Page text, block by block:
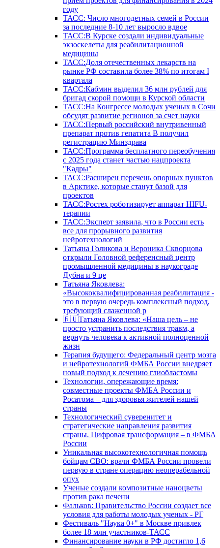
году
ТАСС: Число многодетных семей в России
за последние 8-10 лет выросло вдвое
ТАСС:В Курске создали индивидуальные
экзоскелеты для реабилитационной
медицины
ТАСС:Доля отечественных лекарств на
рынке РФ составила более 38% по итогам I
квартала
ТАСС:Кабмин выделил 36 млн рублей для
бригад скорой помощи в Курской области
ТАСС:На Конгрессе молодых ученых в Сочи
обсудят развитие регионов за счет науки
ТАСС:Первый российский внутривенный
препарат против гепатита В получил
регистрацию Минздрава
ТАСС:Программа бесплатного переобучения
с 2025 года станет частью нацпроекта
"Кадры"
ТАСС:Расширен перечень опорных пунктов
в Арктике, которые станут базой для
проектов
ТАСС:Ростех роботизирует аппарат HIFU-
терапии
ТАСС:Эксперт заявила, что в России есть
все для прорывного развития
нейротехнологий
Татьяна Голикова и Вероника Скворцова
открыли Головной референсный центр
промышленной медицины в наукограде
Дубна и 9 це
Татьяна Яковлева:
«Высококвалифицированная реабилитация -
это в первую очередь комплексный подход,
требующий слаженной р
🇷🇺Татьяна Яковлева: «Наша цель – не
просто устранить последствия травм, а
вернуть человека к активной полноценной
жизн
Терапия будущего: Федеральный центр мозга
и нейротехнологий ФМБА России внедряет
новый подход к лечению глиобластомы
Технологии, опережающие время:
совместные проекты ФМБА России и
Росатома – для здоровья жителей нашей
страны
Технологический суверенитет и
стратегические направления развития
страны. Цифровая трансформация – в ФМБА
России
Уникальная высокотехнологичная помощь
бойцам СВО: врачи ФМБА России провели
первую в стране операцию неоперабельной
опух
Ученые создали композитные наноцветы
против рака печени
Фальков: Правительство России создает все
условия для работы молодых ученых - РГ
Фестиваль "Наука 0+" в Москве привлек
более 18 млн участников-ТАСС
Финансирование науки в РФ достигло 1,6